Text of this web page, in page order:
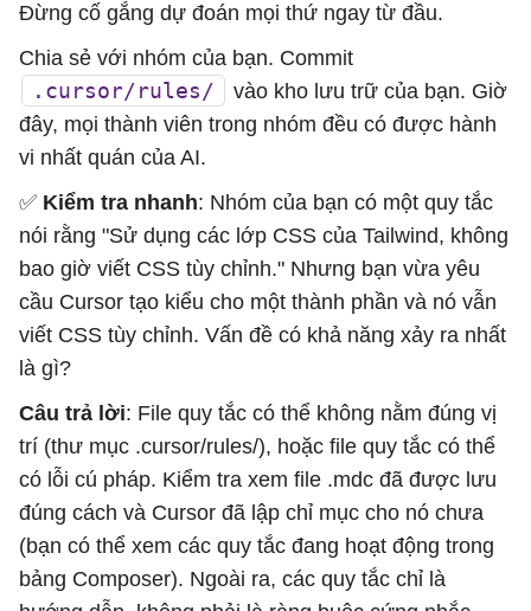
Đừng cố gắng dự đoán mọi thứ ngay từ đầu.
Chia sẻ với nhóm của bạn. Commit
.cursor/rules/
vào kho lưu trữ của bạn. Giờ
đây, mọi thành viên trong nhóm đều có được hành
vi nhất quán của AI.
✅ Kiểm tra nhanh: Nhóm của bạn có một quy tắc
nói rằng "Sử dụng các lớp CSS của Tailwind, không
bao giờ viết CSS tùy chỉnh." Nhưng bạn vừa yêu
cầu Cursor tạo kiểu cho một thành phần và nó vẫn
viết CSS tùy chỉnh. Vấn đề có khả năng xảy ra nhất
là gì?
Câu trả lời: File quy tắc có thể không nằm đúng vị
trí (thư mục .cursor/rules/), hoặc file quy tắc có thể
có lỗi cú pháp. Kiểm tra xem file .mdc đã được lưu
đúng cách và Cursor đã lập chỉ mục cho nó chưa
(bạn có thể xem các quy tắc đang hoạt động trong
bảng Composer). Ngoài ra, các quy tắc chỉ là